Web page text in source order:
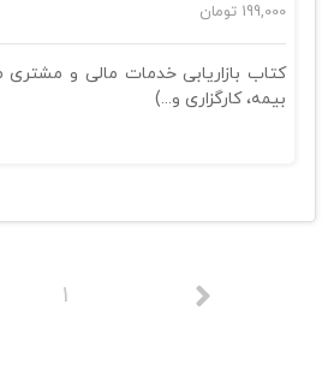
199,000 تومان
کتاب بازاریابی خدمات مالی و مشتری
بیمه، کارگزاری و...)
1